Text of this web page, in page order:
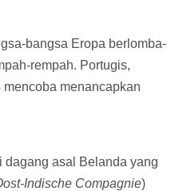
bangsa Eropa berlomba-
rempah. Portugis,
menancapkan
dagang asal Belanda yang
Indische Compagnie)